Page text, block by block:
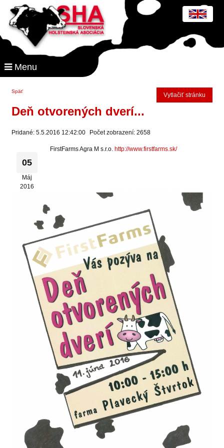
Menu
Späť
Vytlačiť stránku
Deň otvorených dverí...
Pridané: 5.5.2016 12:42:00 Počet zobrazení: 2658
05
Máj
2016
FirstFarms Agra M s.r.o. http://www.firstfarms.sk/